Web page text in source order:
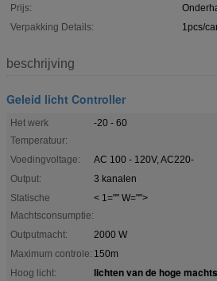
Prijs:
Verpakking Details:
1pcs/
beschrijving
Geleid licht Controller
Het werk
Temperatuur:
-20 - 60
Voedingvoltage:
AC 100 - 120V, AC220-
Output:
3 kanalen
Statische
Machtsconsumptie:
< 1="" W="">
Outputmacht:
2000 W
Maximum controle: 150m
Hoog licht:
lichten van de hoge